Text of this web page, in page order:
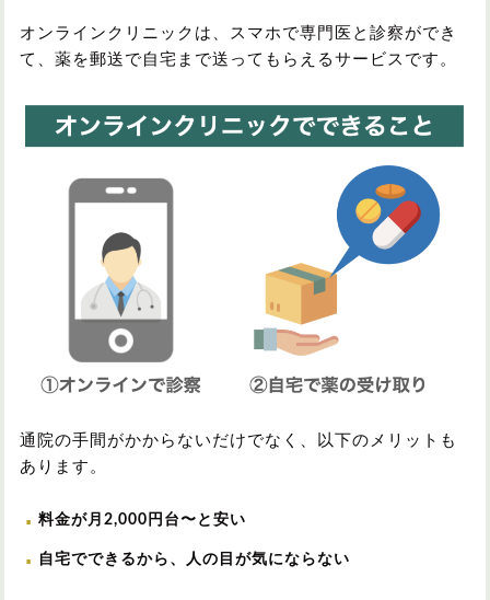
オンラインクリニックは、スマホで専門医と診察ができ
て、薬を郵送で自宅まで送ってもらえるサービスです。
通院の手間がかからないだけでなく、以下のメリットも
あります。
料金が月2,000円台〜と安い
自宅でできるから、人の目が気にならない